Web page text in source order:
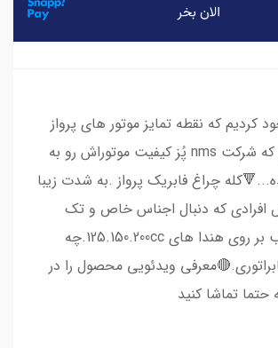
کردیم که نقطه تمایز موتور های پرواز
هست.محصولی که شرکت nms پُز کیفیت موتوراش رو به
چراغ فابریک پرواز .به شدت زیبا
افرادی که دنبال اجناس خاص و تک
هستن.قابل نصب بر روی هندا های 125.150.200cc.چه
ویدئویی محصول را در
تماشا کنید